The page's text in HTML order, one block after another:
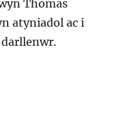
Thomas
atyniadol ac i